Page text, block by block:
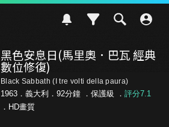
黑色安息日(馬里奧．巴瓦 經典
數位修復)
Black Sabbath (I tre volti della paura)
1963．義大利．92分鐘 ． 保護級 ． 評分7.1
．HD畫質